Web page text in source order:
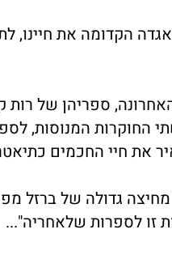
הקדומה את חיינו,
ספריהן של רות
החוקרות המנוסות,
את חיי החכמים
מחיצה גדולה של ברזל
זו לספרות שלאחריה"...